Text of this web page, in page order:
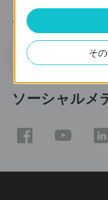
ニュース＆オ
メールアドレス
ソーシャルメ
そ